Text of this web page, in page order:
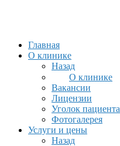
Главная
О клинике
Назад
О клинике
Вакансии
Лицензии
Уголок пациента
Фотогалерея
Услуги и цены
Назад